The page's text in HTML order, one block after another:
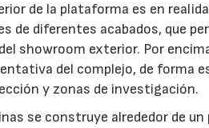
de la plataforma es en
de diferentes acabados, que
showroom exterior. Por
del complejo, de forma
y zonas de investigación.
se construye alrededor de